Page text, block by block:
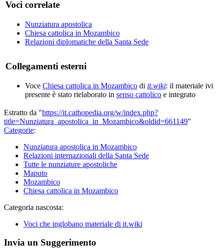
Voci correlate
Nunziatura apostolica
Chiesa cattolica in Mozambico
Relazioni diplomatiche della Santa Sede
Collegamenti esterni
Voce Chiesa cattolica in Mozambico di it.wiki: il materiale ivi
presente è stato rielaborato in senso cattolico e integrato
Estratto da "https://it.cathopedia.org/w/index.php?
title=Nunziatura_apostolica_in_Mozambico&oldid=661149"
Categorie:
Nunziatura apostolica in Mozambico
Relazioni internazionali della Santa Sede
Tutte le nunziature apostoliche
Maputo
Mozambico
Chiesa cattolica in Mozambico
Categoria nascosta:
Voci che inglobano materiale di it.wiki
Invia un Suggerimento